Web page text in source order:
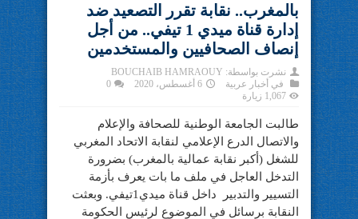
بالمغرب.. نقابة تقرر التصعيد ضد
إدارة قناة ميدي 1 تيفي.. من أجل
إنصاف الصحافيين والمستخدمين
نشرت بواسطة: BOUCHAIB HAMRAOUY
في أخبار عربية 6 أغسطس، 2020
0
1,067 زيارة
طالبت الجامعة الوطنية للصحافة والإعلام
والاتصال الدرع الإعلامي لنقابة الاتحاد المغربي
للشغل (أكبر نقابة عمالية بالمغرب) بضرورة
التدخل العاجل في ملف ما بات يعرف بأزمة
التسيير والتدبير داخل قناة ميدي1تيفي. وبعثت
النقابة برسائل في الموضوع لرئيس الحكومة